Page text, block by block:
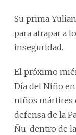
Su prima
para atrapar a
inseguridad.
El próximo
Día del Niño
niños mártires
defensa de la
Ñu, dentro de